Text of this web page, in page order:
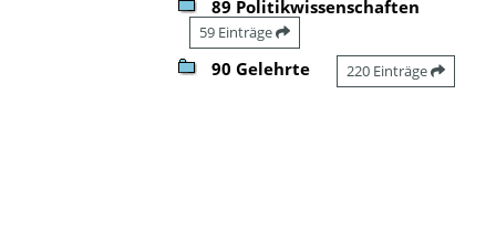
89 Politikwissenschaften
59 Einträge
90 Gelehrte 220 Einträge